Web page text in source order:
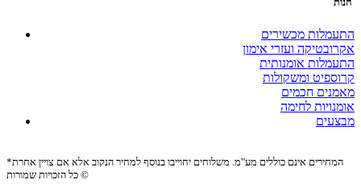
התעמלות מכשירים
אקרובטיקה ועזרי אימון
התעמלות אומנותית
קרוספיט ומשקולות
מאמנים חכמים
אומנויות לחימה
מבצעים
*המחירים אינם כוללים מע"מ. משלוחים יחוייבו בנוסף למחיר הנקוב אלא אם צויין אחרת
כל הזכויות שמורות ©